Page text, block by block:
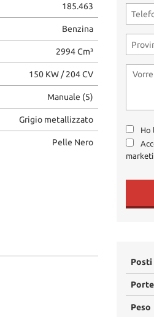
185.463
Benzina
2994 Cm³
150 KW / 204 CV
Manuale (5)
Grigio metallizzato
Pelle Nero
Ho
Posti
Porte
Peso